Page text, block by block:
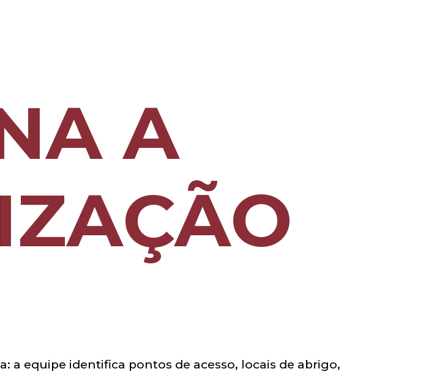
A
a equipe identifica pontos de acesso, locais de abrigo,